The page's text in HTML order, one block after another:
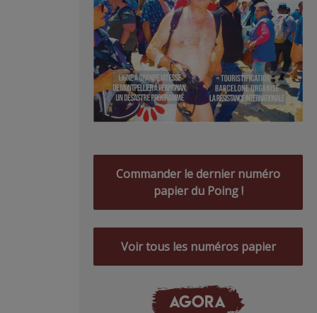
Commander le dernier numéro
papier du Poing !
Voir tous les numéros papier
AGORA